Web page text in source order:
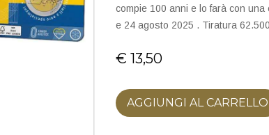
compie 100 anni e lo farà con
e 24 agosto 2025 . Tiratura
€ 13,50
AGGIUNGI AL CARRELLO